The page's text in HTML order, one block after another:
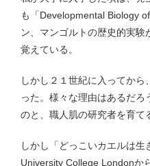
も「Developmental Biology
ン、マンゴルトの歴史的実
覚えている。
しかし２１世紀に入ってか
った。様々な理由はあるだ
のと、職人肌の研究者を育て
しかし「どっこいカエルは
University College Londonか